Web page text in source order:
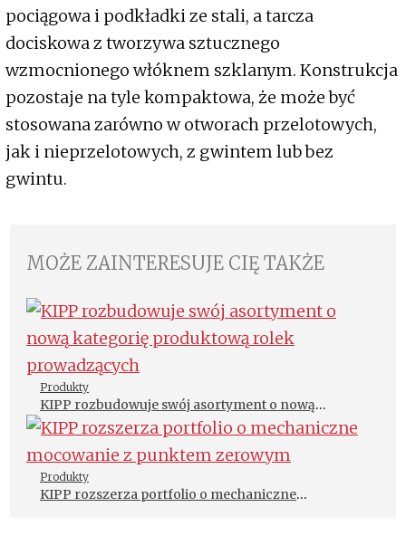
pociągowa i podkładki ze stali, a tarcza
dociskowa z tworzywa sztucznego
wzmocnionego włóknem szklanym. Konstrukcja
pozostaje na tyle kompaktowa, że może być
stosowana zarówno w otworach przelotowych,
jak i nieprzelotowych, z gwintem lub bez
gwintu.
MOŻE ZAINTERESUJE CIĘ TAKŻE
Produkty
KIPP rozbudowuje swój asortyment o nową
kategorię produktową rolek prowadzących
Produkty
KIPP rozszerza portfolio o mechaniczne